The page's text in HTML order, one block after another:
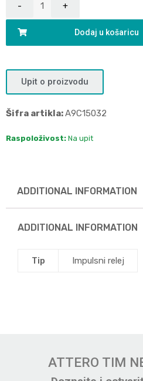
Dodaj u košaricu
Upit o proizvodu
Šifra artikla:A9C15032
Raspoloživost: Na upit
ADDITIONAL INFORMATION
ADDITIONAL INFORMATION
Tip Impulsni relej
ATTERO TIM